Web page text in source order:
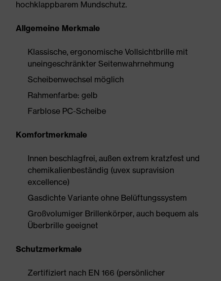
hochklappbarem Mundschutz.
Allgemeine Merkmale
Klassische, ergonomische Vollsichtbrille mit
uneingeschränkter Seitenwahrnehmung
Scheibenwechsel möglich
Rahmenfarbe: gelb
Farblose PC-Scheibe
Komfortmerkmale
Innen beschlagfrei, außen extrem kratzfest und
chemikalienbeständig (uvex supravision
excellence)
Gasdichte Variante ohne Belüftungssystem
Großvolumiger Brillenkörper, auch bequem als
Überbrille geeignet
Schutzmerkmale
Zertifiziert nach EN 166 (persönlicher